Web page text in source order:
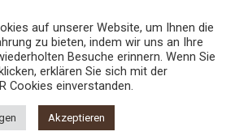
PRODUKTE VERSCHLAGWORTET
MIT „TOMME“
auf unserer Website, um Ihnen die
zu bieten, indem wir uns an Ihre
Besuche erinnern. Wenn Sie
erklären Sie sich mit der
Cookies einverstanden.
Akzeptieren